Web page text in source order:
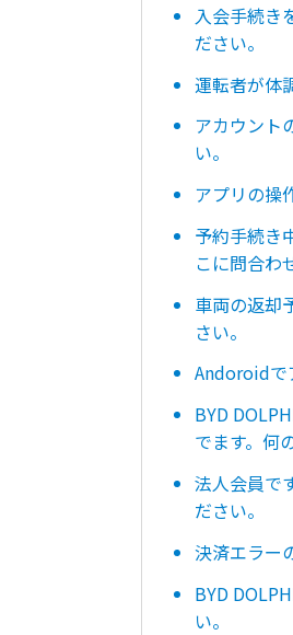
入会手続き
ださい。
運転者が体
アカウント
い。
アプリの操
予約手続き
こに問合わ
車両の返却
さい。
Andoroidで
BYD
でます。何
法人会員で
ださい。
決済エラー
BYD
い。